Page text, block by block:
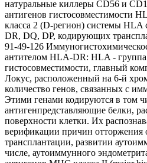
натуральные киллеры CD56 и
антигенов гистосовместимости
класса 2 (D-регион) системы HLA
DR, DQ, DP, кодирующих
91-49-126
антителом HLA-DR: HLA - группа
гистосовместимости, главный
Локус, расположенный на 6-й
количество генов, связанных с
Этими генами кодируются в том
антигенпредставляющие белки,
поверхности клетки. Их
верификации причин отторжения
трансплантации, развитии
числе, аутоиммунного